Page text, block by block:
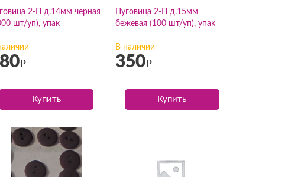
2-П д.14мм черная
шт/уп), упак
Р
Купить
Пуговица 2-П д.15мм
бежевая (100 шт/уп), упак
В наличии
350Р
Купить